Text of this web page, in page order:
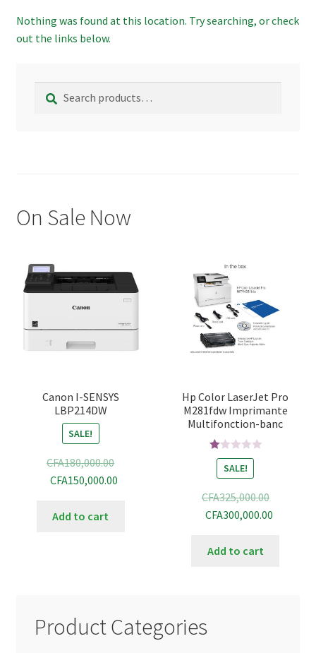
Ordinateur de Bureau
menu
Nothing was found at this location. Try searching, or check
out the links below.
for:
On Sale Now
Canon I-SENSYS
LBP214DW
SALE!
CFA180,000.00
CFA150,000.00
Add to cart
Hp Color LaserJet Pro
M281fdw Imprimante
Multifonction-banc
R
at
00
t
SALE!
CFA325,000.00
CFA300,000.00
Add to cart
Product Categories